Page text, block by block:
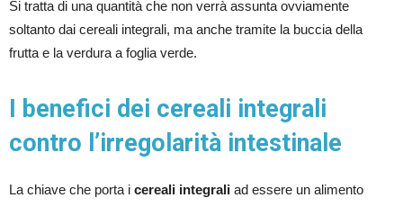
Si tratta di una quantità che non verrà assunta ovviamente
soltanto dai cereali integrali, ma anche tramite la buccia della
frutta e la verdura a foglia verde.
I benefici dei cereali integrali
contro l’irregolarità intestinale
La chiave che porta i cereali integrali ad essere un alimento